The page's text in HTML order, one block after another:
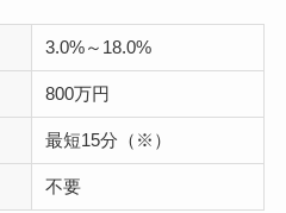
3.0%～18.0%
800万円
最短15分（※）
不要